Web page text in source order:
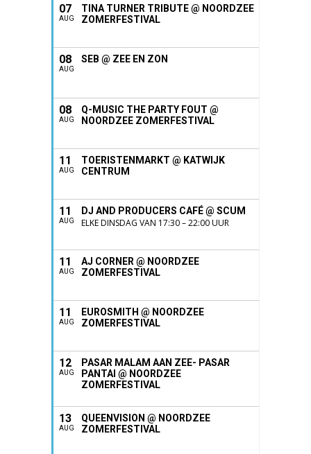
07
AUG
TINA TURNER TRIBUTE @ NOORDZEE
ZOMERFESTIVAL
08
AUG
SEB @ ZEE EN ZON
08
AUG
Q-MUSIC THE PARTY FOUT @
NOORDZEE ZOMERFESTIVAL
11
AUG
TOERISTENMARKT @ KATWIJK
CENTRUM
11
AUG
DJ AND PRODUCERS CAFÉ @ SCUM
ELKE DINSDAG VAN 17:30 – 22:00 UUR
11
AUG
AJ CORNER @ NOORDZEE
ZOMERFESTIVAL
11
AUG
EUROSMITH @ NOORDZEE
ZOMERFESTIVAL
12
AUG
PASAR MALAM AAN ZEE- PASAR
PANTAI @ NOORDZEE
ZOMERFESTIVAL
13
AUG
QUEENVISION @ NOORDZEE
ZOMERFESTIVAL